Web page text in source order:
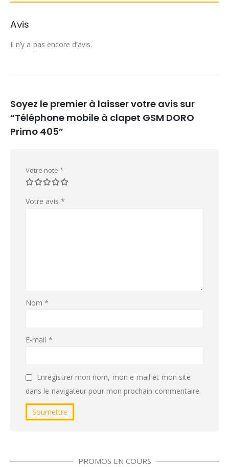
Avis
Il n’y a pas encore d’avis.
Soyez le premier à laisser votre avis sur
“Téléphone mobile à clapet GSM DORO
Primo 405”
Votre note *
Votre avis *
Nom*
E-mail *
Enregistrer mon nom, mon e-mail et mon site
dans le navigateur pour mon prochain commentaire.
PROMOS EN COURS